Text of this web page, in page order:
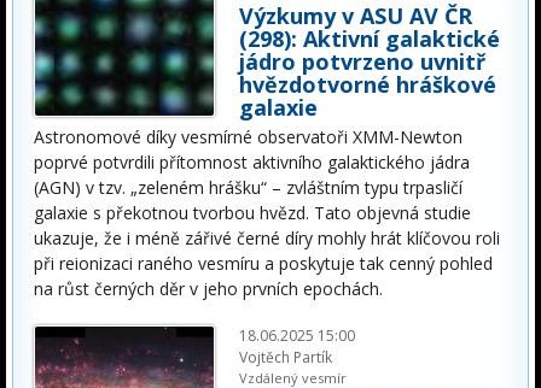
Výzkumy v ASU AV ČR
(298): Aktivní galaktické
jádro potvrzeno uvnitř
hvězdotvorné hráškové
galaxie
Astronomové díky vesmírné observatoři XMM-Newton
poprvé potvrdili přítomnost aktivního galaktického jádra
(AGN) v tzv. „zeleném hrášku“ – zvláštním typu trpasličí
galaxie s překotnou tvorbou hvězd. Tato objevná studie
ukazuje, že i méně zářivé černé díry mohly hrát klíčovou roli
při reionizaci raného vesmíru a poskytuje tak cenný pohled
na růst černých děr v jeho prvních epochách.
18.06.2025 15:00
Vojtěch Partík
Vzdálený vesmír